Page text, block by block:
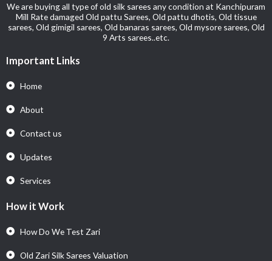
We are buying all type of old silk sarees any condition at Kanchipuram
Mill Rate damaged Old pattu Sarees, Old pattu dhotis, Old tissue
sarees, Old gimigil sarees, Old banaras sarees, Old mysore sarees, Old
9 Arts sarees..etc.
Important Links
Home
About
Contact us
Updates
Services
How it Work
How Do We Test Zari
Old Zari Silk Sarees Valuation